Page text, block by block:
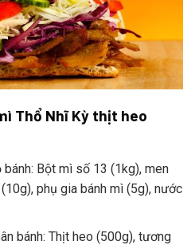
Thổ Nhĩ Kỳ thịt heo
bánh: Bột mì số 13 (1kg), men
phụ gia bánh mì (5g), nước
bánh: Thịt heo (500g), tương